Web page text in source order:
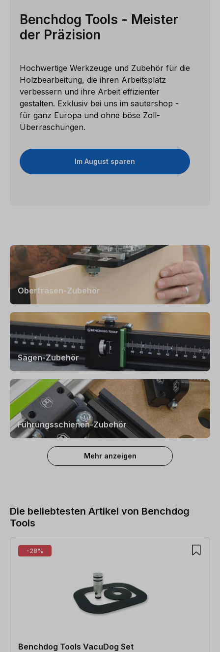
Benchdog Tools - Meister
der Präzision
Hochwertige Werkzeuge und Zubehör für die
Holzbearbeitung, die ihren Arbeitsplatz
verbessern und ihre Arbeit effizienter
gestalten. Exklusiv bei uns im sautershop -
für ganz Europa und ohne böse Zoll-
Überraschungen.
Im August sparen
Oberfräsen-Zubehör
Sägen-Zubehör
Führungsschienen-Zubehör
Mehr anzeigen
Die beliebtesten Artikel von Benchdog
Tools
Produktgalerie überspringen
-28%
Benchdog Tools VacuDog Set